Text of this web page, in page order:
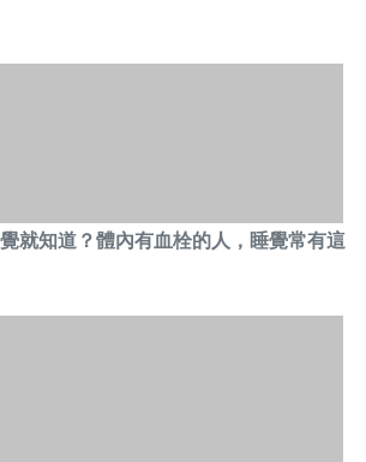
就知道？體內有血栓的人，睡覺常有這